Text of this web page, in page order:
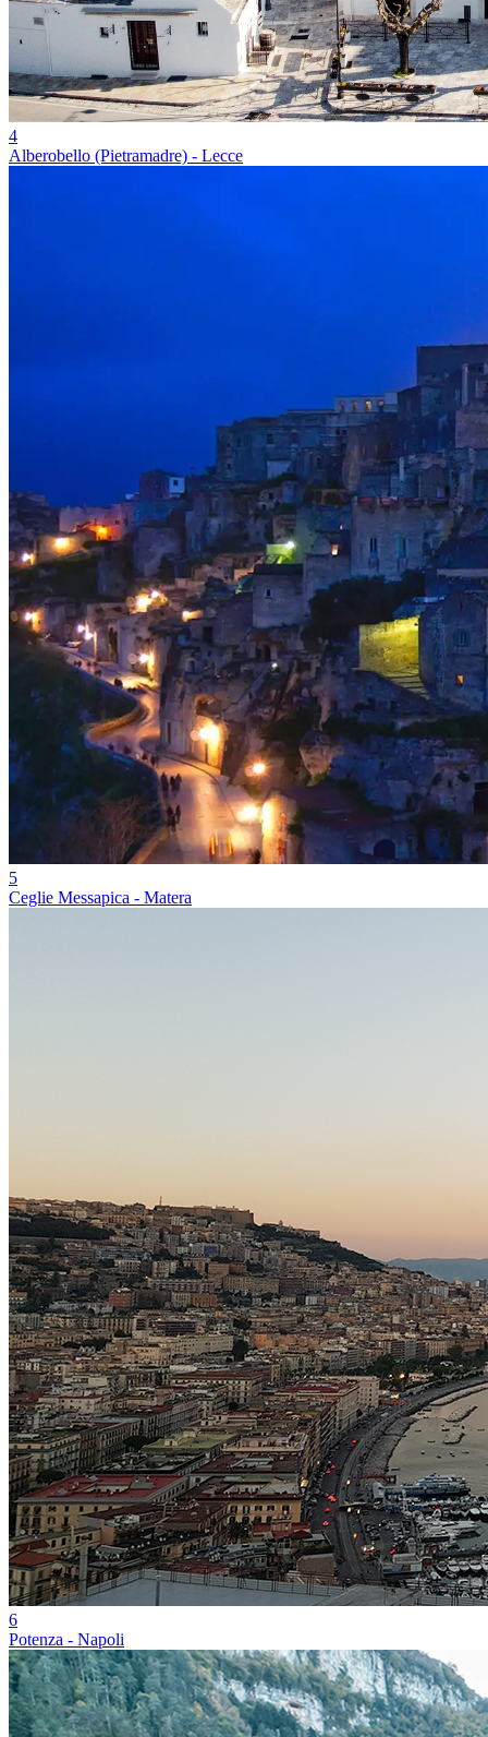
4
Alberobello (Pietramadre) - Lecce
5
Ceglie Messapica - Matera
6
Potenza - Napoli